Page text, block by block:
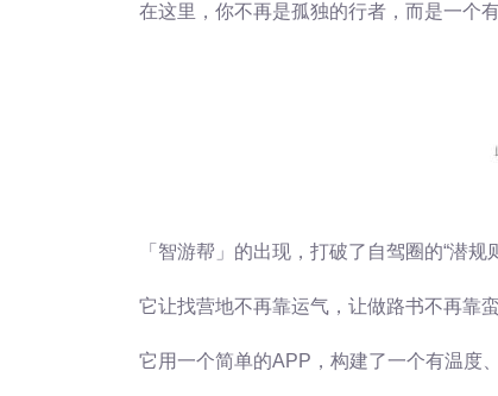
在这里，你不再是孤独的行者，而是一个有
「智游帮」的出现，打破了自驾圈的“潜规则
它让找营地不再靠运气，让做路书不再靠
它用一个简单的APP，构建了一个有温度